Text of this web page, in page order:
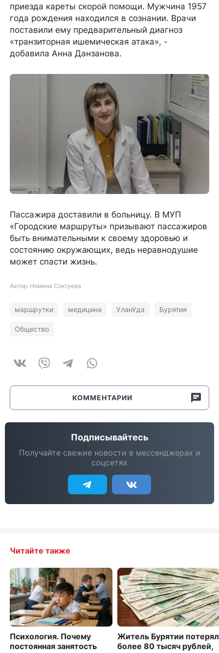
приезда кареты скорой помощи. Мужчина 1957
года рождения находился в сознании. Врачи
поставили ему предварительный диагноз
«транзиторная ишемическая атака», -
добавила Анна Данзанова.
Пассажира доставили в больницу. В МУП
«Городские маршруты» призывают пассажиров
быть внимательными к своему здоровью и
состоянию окружающих, ведь неравнодушие
может спасти жизнь.
Автор: Номина Соктуева
маршрутки медицина УланУдэ Бурятия
Общество
КОММЕНТАРИИ
Подписывайтесь
Получайте свежие новости в мессенджерах и
соцсетях
Читайте также
Психология. Почему
постоянная занятость
Житель Бурятии потерял
более 80 тысяч рублей,